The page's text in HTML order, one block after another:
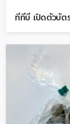
ทีทีบี เปิดตัวบั